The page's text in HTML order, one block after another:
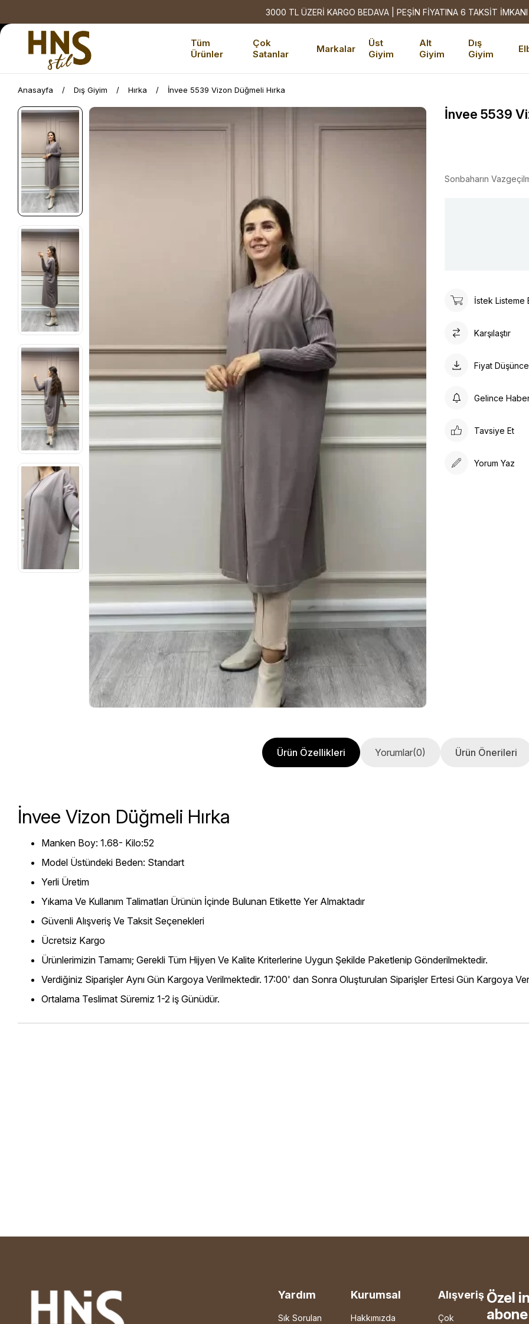
3000 TL ÜZERİ KARGO BEDAVA | PEŞİN FİYATINA 6 TAKSİT İMKANI
Tüm
Ürünler
Çok
Satanlar
Markalar
Üst
Giyim
Alt
Giyim
Dış
Giyim
Anasayfa Dış Giyim Hırka İnvee 5539 Vizon Düğmeli Hırka
İnvee 5539
Sonbaharın
İstek Listeme
Karşılaştır
Fiyat
Gelince
Tavsiye Et
Yorum Yaz
Ürün Özellikleri Yorumlar(0) Ürün Önerileri
İnvee Vizon Düğmeli Hırka
Manken Boy: 1.68- Kilo:52
Model Üstündeki Beden: Standart
Yerli Üretim
Yıkama Ve Kullanım Talimatları Ürünün İçinde Bulunan Etikette Yer Almaktadır
Güvenli Alışveriş Ve Taksit Seçenekleri
Ücretsiz Kargo
Ürünlerimizin Tamamı; Gerekli Tüm Hijyen Ve Kalite Kriterlerine Uygun Şekilde Paketlenip Gönderilmektedir.
Verdiğiniz Siparişler Aynı Gün Kargoya Verilmektedir. 17:00' dan Sonra Oluşturulan Siparişler Ertesi Gün Kargoya
Ortalama Teslimat Süremiz 1-2 iş Günüdür.
Yardım
Sık Sorulan
Kurumsal
Hakkımızda
Alışveriş
Çok
Özel